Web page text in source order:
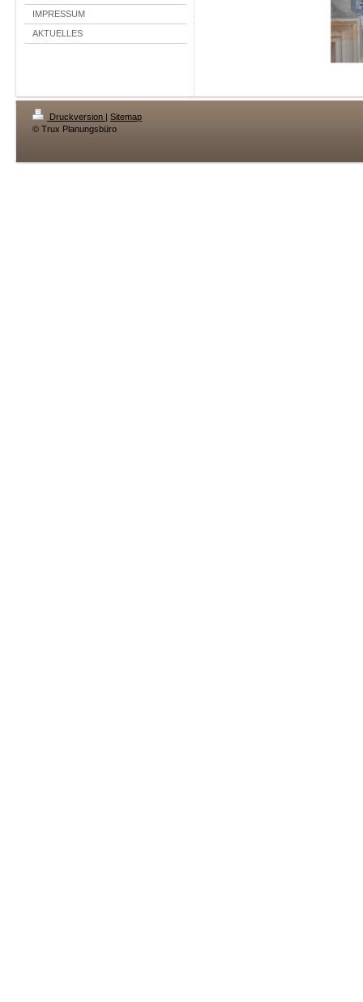
IMPRESSUM
AKTUELLES
Druckversion | Sitemap
© Trux Planungsbüro